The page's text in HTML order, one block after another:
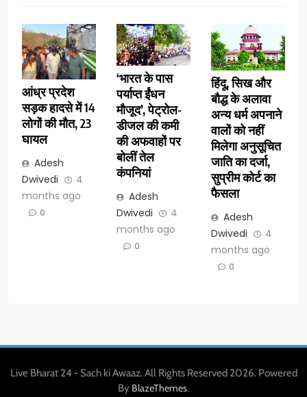
आंध्र प्रदेश
सड़क हादसे में 14
लोगों की मौत, 23
घायल
Adesh
Dwivedi
4
months ago
0
‘भारत के पास
पर्याप्त ईंधन
मौजूद’, पेट्रोल-
डीजल की कमी
की अफवाहों पर
बोलीं तेल
कंपनियां
Adesh
Dwivedi
4
months ago
0
हिंदू, सिख और
बौद्ध के अलावा
अन्य धर्म अपनाने
वालों को नहीं
मिलेगा अनुसूचित
जाति का दर्जा,
सुप्रीम कोर्ट का
फैसला
Adesh
Dwivedi
4
months ago
0
Live Bharat 24 - Sach ki Awaaz. All Rights Reserved 2026. Powered
By BlazeThemes.